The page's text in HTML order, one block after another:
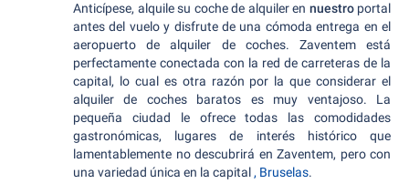
Anticípese, alquile su coche de alquiler en nuestroportal
antes del vuelo y disfrute de una cómoda entrega en el
aeropuerto de alquiler de coches. Zaventem está
perfectamente conectada con la red de carreteras de la
capital, lo cual es otra razón por la que considerar el
alquiler de coches baratos es muy ventajoso. La
pequeña ciudad le ofrece todas las comodidades
gastronómicas, lugares de interés histórico que
lamentablemente no descubrirá en Zaventem, pero con
una variedad única en la capital , Bruselas.